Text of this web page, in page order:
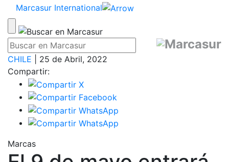
Marcasur International
CHILE | 25 de Abril, 2022
Compartir:
Marcas